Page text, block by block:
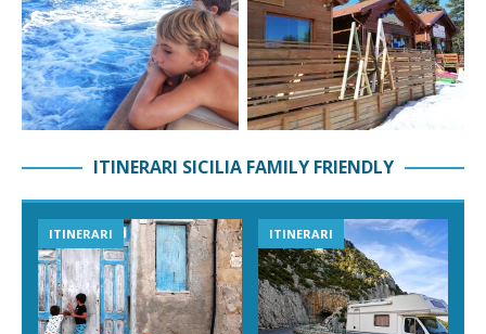
ITINERARI SICILIA FAMILY FRIENDLY
ITINERARI ITINERARI